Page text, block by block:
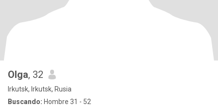
Olga, 32
Irkutsk, Irkutsk, Rusia
Buscando: Hombre 31 - 52